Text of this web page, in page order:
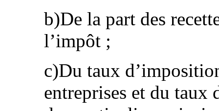
b)De la part des
l’impôt ;
c)Du taux
entreprises et du taux